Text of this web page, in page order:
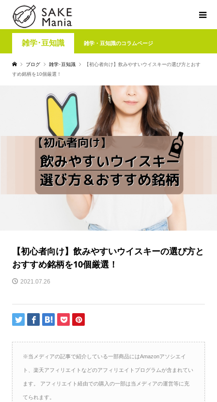
雑学･豆知識 雑学・豆知識のコラムページ
ブログ 雑学･豆知識
【初心者向け】飲みやすいウイスキーの選び方とおす
すめ銘柄を10個厳選！
【初心者向け】飲みやすいウイスキーの選び方と
おすすめ銘柄を10個厳選！
2021.07.26
※当メディアの記事で紹介している一部商品にはAmazonアソシエイ
ト、楽天アフィリエイトなどのアフィリエイトプログラムが含まれてい
ます。 アフィリエイト経由での購入の一部は当メディアの運営等に充
てられます。